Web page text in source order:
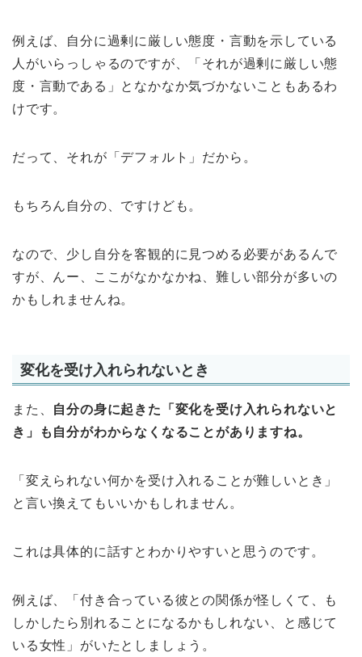
例えば、自分に過剰に厳しい態度・言動を示している
人がいらっしゃるのですが、「それが過剰に厳しい態
度・言動である」となかなか気づかないこともあるわ
けです。
だって、それが「デフォルト」だから。
もちろん自分の、ですけども。
なので、少し自分を客観的に見つめる必要があるんで
すが、んー、ここがなかなかね、難しい部分が多いの
かもしれませんね。
変化を受け入れられないとき
また、 自分の身に起きた「変化を受け入れられないと
き」も自分がわからなくなることがありますね。
「変えられない何かを受け入れることが難しいとき」
と言い換えてもいいかもしれません。
これは具体的に話すとわかりやすいと思うのです。
例えば、「付き合っている彼との関係が怪しくて、も
しかしたら別れることになるかもしれない、と感じて
いる女性」がいたとしましょう。